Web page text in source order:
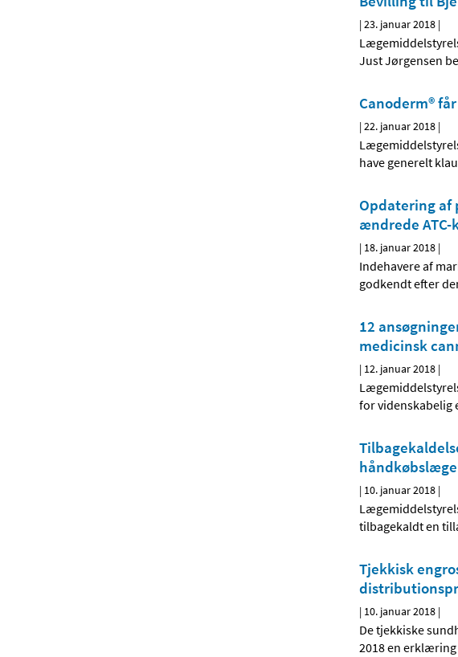
|23. januar 2018 |
Just Jørgensen
Canoderm®
|22. januar 2018 |
have generelt
Opdatering af
ændrede ATC-
| 18. januar 2018 |
Indehavere af
godkendt efter
12
medicinsk
| 12. januar 2018 |
for videnskabelig
| 10. januar 2018 |
tilbagekaldt en
Tjekkisk
| 10. januar 2018 |
De tjekkiske
2018 en erklæring